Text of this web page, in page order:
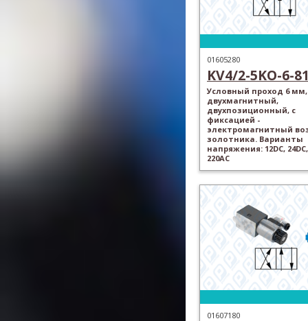
01605280
KV4/2-5KO-6-
Условный проход 6 мм,
двухмагнитный,
двухпозиционный, с
фиксацией -
электромагнитный
золотника. Варианты
напряжения: 12DC, 24DC,
220AC
01607180